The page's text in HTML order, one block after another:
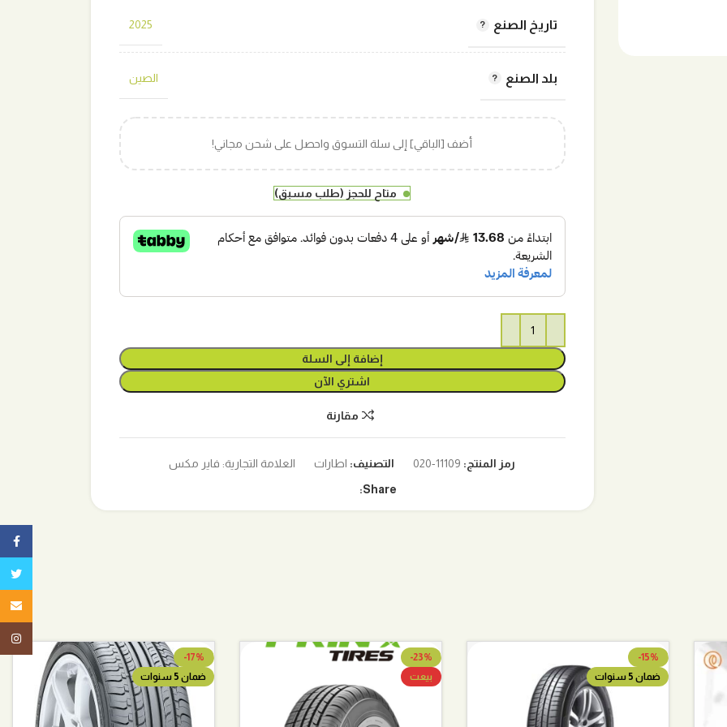
تاريخ الصنع 2025
بلد الصنع الصين
أضف [الباقي] إلى سلة التسوق واحصل على شحن مجاني!
متاح للحجز (طلب مسبق)
إضافة إلى السلة
اشتري الآن
مقارنة
رمز المنتج: 11109-020 التصنيف: اطارات العلامة التجارية: فاير مكس
Share:
-15%
ضمان 5 سنوات
-23%
بيعت
-17%
ضمان 5 سنوات
تويتر